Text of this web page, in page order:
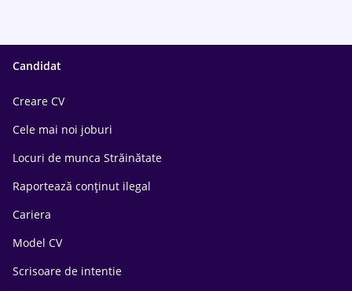
Candidat
Creare CV
Cele mai noi joburi
Locuri de munca Străinătate
Raportează conținut ilegal
Cariera
Model CV
Scrisoare de intentie